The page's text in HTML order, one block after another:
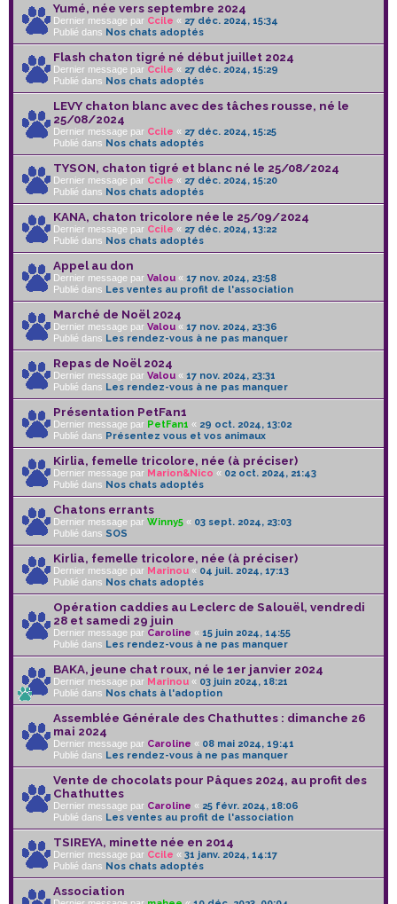
Yumé, née vers septembre 2024
Dernier message par Ccile « 27 déc. 2024, 15:34
Publié dans Nos chats adoptés
Flash chaton tigré né début juillet 2024
Dernier message par Ccile « 27 déc. 2024, 15:29
Publié dans Nos chats adoptés
LEVY chaton blanc avec des tâches rousse, né le
25/08/2024
Dernier message par Ccile « 27 déc. 2024, 15:25
Publié dans Nos chats adoptés
TYSON, chaton tigré et blanc né le 25/08/2024
Dernier message par Ccile « 27 déc. 2024, 15:20
Publié dans Nos chats adoptés
KANA, chaton tricolore née le 25/09/2024
Dernier message par Ccile « 27 déc. 2024, 13:22
Publié dans Nos chats adoptés
Appel au don
Dernier message par Valou « 17 nov. 2024, 23:58
Publié dans Les ventes au profit de l'association
Marché de Noël 2024
Dernier message par Valou « 17 nov. 2024, 23:36
Publié dans Les rendez-vous à ne pas manquer
Repas de Noël 2024
Dernier message par Valou « 17 nov. 2024, 23:31
Publié dans Les rendez-vous à ne pas manquer
Présentation PetFan1
Dernier message par PetFan1 « 29 oct. 2024, 13:02
Publié dans Présentez vous et vos animaux
Kirlia, femelle tricolore, née (à préciser)
Dernier message par Marion&Nico « 02 oct. 2024, 21:43
Publié dans Nos chats adoptés
Chatons errants
Dernier message par Winny5 « 03 sept. 2024, 23:03
Publié dans SOS
Kirlia, femelle tricolore, née (à préciser)
Dernier message par Marinou « 04 juil. 2024, 17:13
Publié dans Nos chats adoptés
Opération caddies au Leclerc de Salouël, vendredi
28 et samedi 29 juin
Dernier message par Caroline « 15 juin 2024, 14:55
Publié dans Les rendez-vous à ne pas manquer
BAKA, jeune chat roux, né le 1er janvier 2024
Dernier message par Marinou « 03 juin 2024, 18:21
Publié dans Nos chats à l'adoption
Assemblée Générale des Chathuttes : dimanche 26
mai 2024
Dernier message par Caroline « 08 mai 2024, 19:41
Publié dans Les rendez-vous à ne pas manquer
Vente de chocolats pour Pâques 2024, au profit des
Chathuttes
Dernier message par Caroline « 25 févr. 2024, 18:06
Publié dans Les ventes au profit de l'association
TSIREYA, minette née en 2014
Dernier message par Ccile « 31 janv. 2024, 14:17
Publié dans Nos chats adoptés
Association